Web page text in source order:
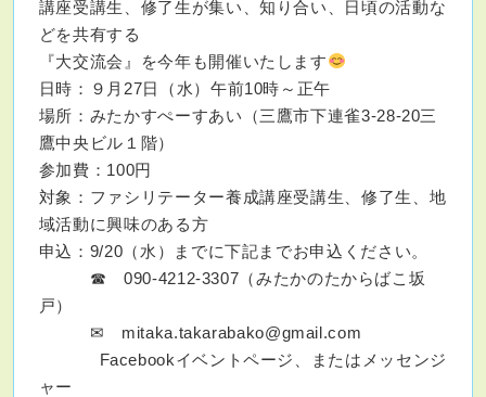
講座受講生、修了生が集い、知り合い、日頃の活動な
どを共有する
『大交流会』を今年も開催いたします
日時：９月27日（水）午前10時～正午
場所：みたかすぺーすあい（三鷹市下連雀3-28-20三
鷹中央ビル１階）
参加費：100円
対象：ファシリテーター養成講座受講生、修了生、地
域活動に興味のある方
申込：9/20（水）までに下記までお申込ください。
☎ 090-4212-3307（みたかのたからばこ坂
戸）
✉ mitaka.takarabako@gmail.com
Facebookイベントページ、またはメッセンジ
ャー